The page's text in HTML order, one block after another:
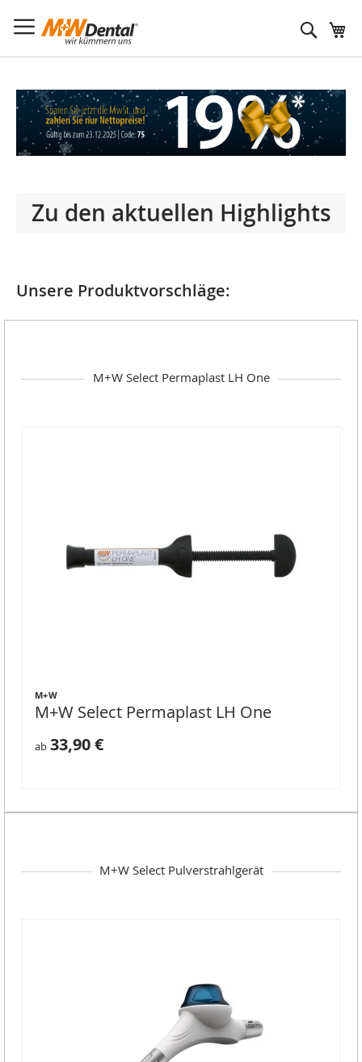
Suche
Zu den aktuellen Highlights
Unsere Produktvorschläge:
M+W Select Permaplast LH One
M+W
M+W Select Permaplast LH One
ab 33,90 €
M+W Select Pulverstrahlgerät